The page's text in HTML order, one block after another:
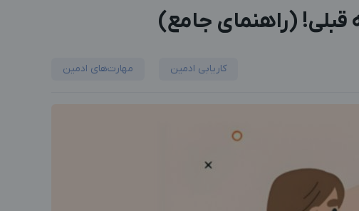
کاریابی ادمین مهارت‌های ادمین